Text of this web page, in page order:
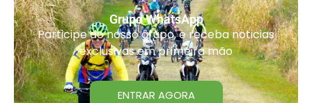
Grupo WhatsApp
Participe do nosso grupo, e receba noticias
exclusivas em primeira mão
ENTRAR AGORA